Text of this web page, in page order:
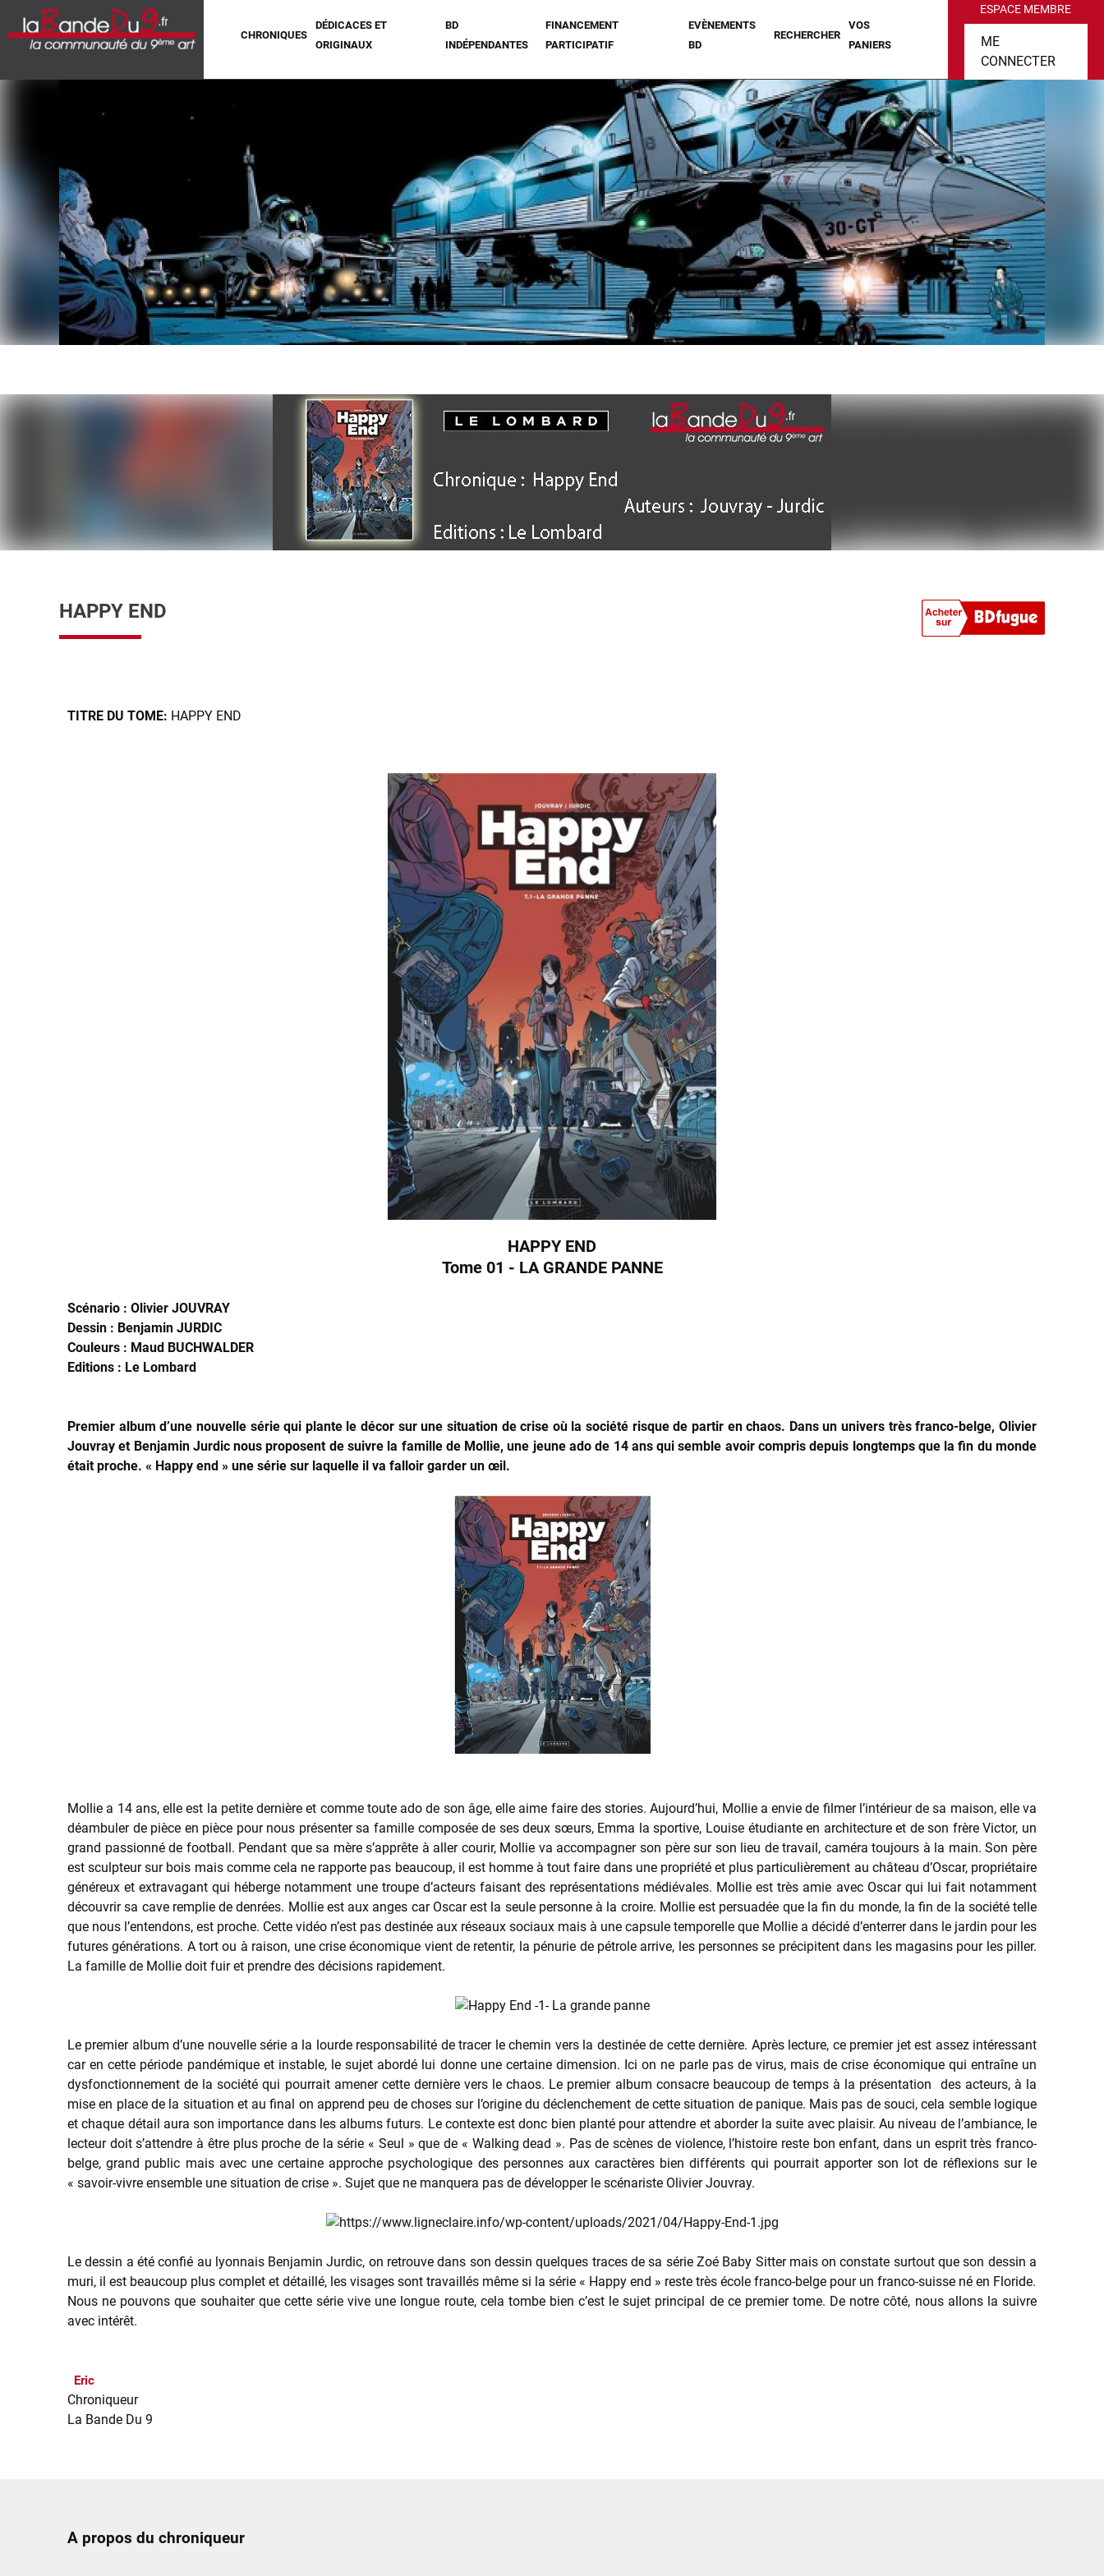
CHRONIQUES
DÉDICACES ET
ORIGINAUX
BD
INDÉPENDANTES
FINANCEMENT
PARTICIPATIF
EVÈNEMENTS
BD
RECHERCHER
VOS
PANIERS
ESPACE MEMBRE
ME
CONNECTER
HAPPY END
TITRE DU TOME: HAPPY END
HAPPY END
Tome 01 - LA GRANDE PANNE
Scénario : Olivier JOUVRAY
Dessin : Benjamin JURDIC
Couleurs : Maud BUCHWALDER
Editions : Le Lombard
Premier album d’une nouvelle série qui plante le décor sur une situation de crise où la société risque de partir en chaos. Dans un univers très franco-belge, Olivier
Jouvray et Benjamin Jurdic nous proposent de suivre la famille de Mollie, une jeune ado de 14 ans qui semble avoir compris depuis longtemps que la fin du monde
était proche. « Happy end » une série sur laquelle il va falloir garder un œil.
Mollie a 14 ans, elle est la petite dernière et comme toute ado de son âge, elle aime faire des stories. Aujourd’hui, Mollie a envie de filmer l’intérieur de sa maison, elle va
déambuler de pièce en pièce pour nous présenter sa famille composée de ses deux sœurs, Emma la sportive, Louise étudiante en architecture et de son frère Victor, un
grand passionné de football. Pendant que sa mère s’apprête à aller courir, Mollie va accompagner son père sur son lieu de travail, caméra toujours à la main. Son père
est sculpteur sur bois mais comme cela ne rapporte pas beaucoup, il est homme à tout faire dans une propriété et plus particulièrement au château d’Oscar, propriétaire
généreux et extravagant qui héberge notamment une troupe d’acteurs faisant des représentations médiévales. Mollie est très amie avec Oscar qui lui fait notamment
découvrir sa cave remplie de denrées. Mollie est aux anges car Oscar est la seule personne à la croire. Mollie est persuadée que la fin du monde, la fin de la société telle
que nous l’entendons, est proche. Cette vidéo n’est pas destinée aux réseaux sociaux mais à une capsule temporelle que Mollie a décidé d’enterrer dans le jardin pour les
futures générations. A tort ou à raison, une crise économique vient de retentir, la pénurie de pétrole arrive, les personnes se précipitent dans les magasins pour les piller.
La famille de Mollie doit fuir et prendre des décisions rapidement.
Le premier album d’une nouvelle série a la lourde responsabilité de tracer le chemin vers la destinée de cette dernière. Après lecture, ce premier jet est assez intéressant
car en cette période pandémique et instable, le sujet abordé lui donne une certaine dimension. Ici on ne parle pas de virus, mais de crise économique qui entraîne un
dysfonctionnement de la société qui pourrait amener cette dernière vers le chaos. Le premier album consacre beaucoup de temps à la présentation des acteurs, à la
mise en place de la situation et au final on apprend peu de choses sur l’origine du déclenchement de cette situation de panique. Mais pas de souci, cela semble logique
et chaque détail aura son importance dans les albums futurs. Le contexte est donc bien planté pour attendre et aborder la suite avec plaisir. Au niveau de l’ambiance, le
lecteur doit s’attendre à être plus proche de la série « Seul » que de « Walking dead ». Pas de scènes de violence, l’histoire reste bon enfant, dans un esprit très franco-
belge, grand public mais avec une certaine approche psychologique des personnes aux caractères bien différents qui pourrait apporter son lot de réflexions sur le
« savoir-vivre ensemble une situation de crise ». Sujet que ne manquera pas de développer le scénariste Olivier Jouvray.
Le dessin a été confié au lyonnais Benjamin Jurdic, on retrouve dans son dessin quelques traces de sa série Zoé Baby Sitter mais on constate surtout que son dessin a
muri, il est beaucoup plus complet et détaillé, les visages sont travaillés même si la série « Happy end » reste très école franco-belge pour un franco-suisse né en Floride.
Nous ne pouvons que souhaiter que cette série vive une longue route, cela tombe bien c’est le sujet principal de ce premier tome. De notre côté, nous allons la suivre
avec intérêt.
Eric
Chroniqueur
La Bande Du 9
A propos du chroniqueur